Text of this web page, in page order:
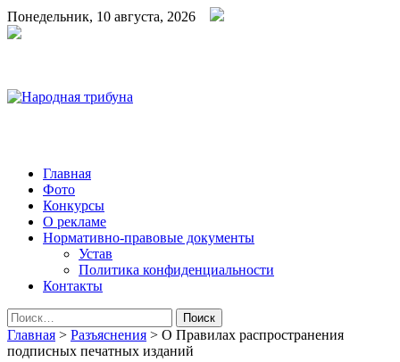
Понедельник, 10 августа, 2026
Народная трибуна
Калининская районная газета
Главная
Фото
Конкурсы
О рекламе
Нормативно-правовые документы
Устав
Политика конфиденциальности
Контакты
Найти:
Главная > Разъяснения > О Правилах распространения
подписных печатных изданий